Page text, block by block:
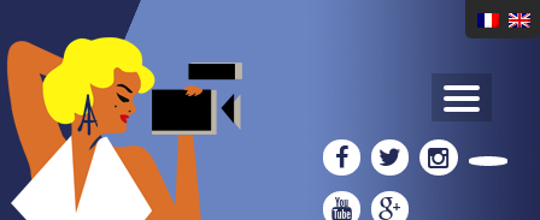
COMPÉTITION : COURTS MÉTRAGES AMÉRICAINS
El Adiós